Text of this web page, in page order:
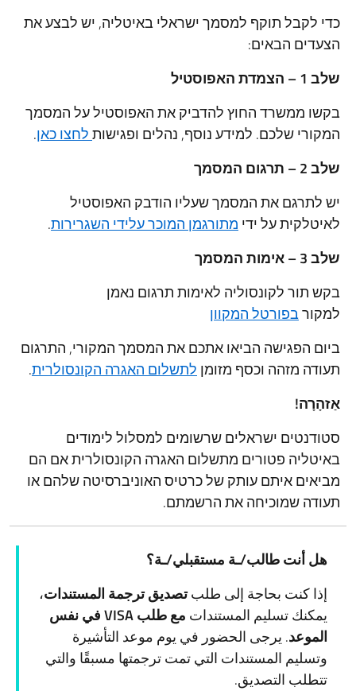
כדי לקבל תוקף למסמך ישראלי באיטליה, יש לבצע את
הצעדים הבאים:
שלב 1 – הצמדת האפוסטיל
בקשו ממשרד החוץ להדביק את האפוסטיל על המסמך
המקורי שלכם. למידע נוסף, נהלים ופגישותלחצו כאן.
שלב 2 – תרגום המסמך
יש לתרגם את המסמך שעליו הודבק האפוסטיל
לאיטלקית על ידי מתורגמן המוכר עלידי השגרירות.
שלב 3 – אימות המסמך
בקש תור לקונסוליה לאימות תרגום נאמן
למקורבפורטל המקוון
ביום הפגישה הביאו אתכם את המסמך המקורי, התרגום
תעודה מזהה וכסף מזומן לתשלום האגרה הקונסולרית.
אַזהָרָה!
סטודנטים ישראלים שרשומים למסלול לימודים
באיטליה פטורים מתשלום האגרה הקונסולרית אם הם
מביאים איתם עותק של כרטיס האוניברסיטה שלהם או
תעודה שמוכיחה את הרשמתם.
هل أنت طالب/ـة مستقبلي/ـة؟
إذا كنت بحاجة إلى طلبتصديق ترجمة المستندات،
يمكنك تسليم المستندات مع طلبVISAفي نفس
الموعد. يرجى الحضور في يوم موعد التأشيرة
وتسليم المستندات التي تمت ترجمتها مسبقًا والتي
تتطلب التصديق.